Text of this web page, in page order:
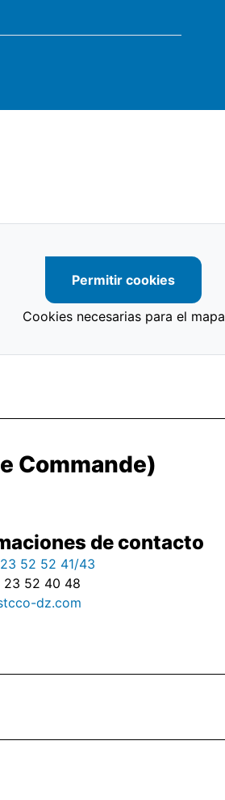
Permitir cookies
Cookies necesarias para el mapa
Commande)
de contacto
52 52 41/43
23 52 40 48
dz.com